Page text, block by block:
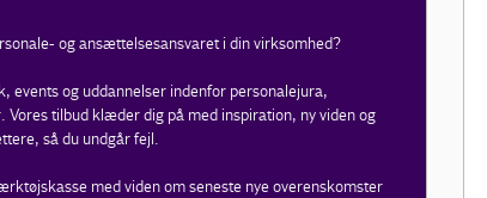
og ansættelsesansvaret i din virksomhed?
events og uddannelser indenfor personalejura,
Vores tilbud klæder dig på med inspiration, ny viden og
så du undgår fejl.
med viden om seneste nye overenskomster